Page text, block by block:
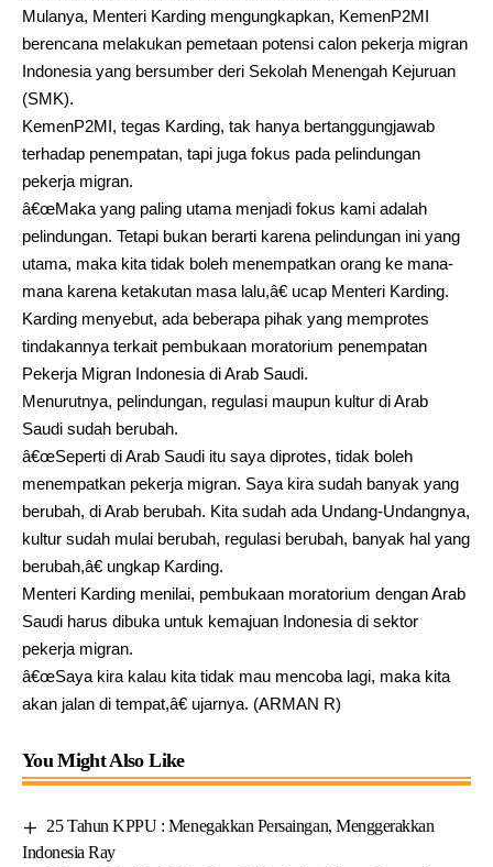
Mulanya, Menteri Karding mengungkapkan, KemenP2MI
berencana melakukan pemetaan potensi calon pekerja migran
Indonesia yang bersumber deri Sekolah Menengah Kejuruan
(SMK).
KemenP2MI, tegas Karding, tak hanya bertanggungjawab
terhadap penempatan, tapi juga fokus pada pelindungan
pekerja migran.
â€œMaka yang paling utama menjadi fokus kami adalah
pelindungan. Tetapi bukan berarti karena pelindungan ini yang
utama, maka kita tidak boleh menempatkan orang ke mana-
mana karena ketakutan masa lalu,â€ ucap Menteri Karding.
Karding menyebut, ada beberapa pihak yang memprotes
tindakannya terkait pembukaan moratorium penempatan
Pekerja Migran Indonesia di Arab Saudi.
Menurutnya, pelindungan, regulasi maupun kultur di Arab
Saudi sudah berubah.
â€œSeperti di Arab Saudi itu saya diprotes, tidak boleh
menempatkan pekerja migran. Saya kira sudah banyak yang
berubah, di Arab berubah. Kita sudah ada Undang-Undangnya,
kultur sudah mulai berubah, regulasi berubah, banyak hal yang
berubah,â€ ungkap Karding.
Menteri Karding menilai, pembukaan moratorium dengan Arab
Saudi harus dibuka untuk kemajuan Indonesia di sektor
pekerja migran.
â€œSaya kira kalau kita tidak mau mencoba lagi, maka kita
akan jalan di tempat,â€ ujarnya. (ARMAN R)
You Might Also Like
25 Tahun KPPU : Menegakkan Persaingan, Menggerakkan
Indonesia Ray